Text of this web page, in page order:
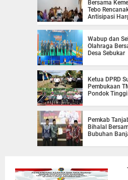
Bersama
Tebo
Antisipasi
Wabup dan
Olahraga
Desa Sebukar
Ketua DPRD
Pembukaan
Pondok Tinggi
Pemkab
Bihalal
Bubuhan